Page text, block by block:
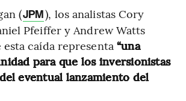
(JPM), los analistas Cory
Pfeiffer y Andrew Watts
caída representa “una
para que los inversionistas
eventual lanzamiento del